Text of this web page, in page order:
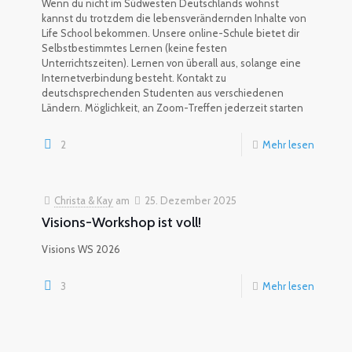
Wenn du nicht im Südwesten Deutschlands wohnst
kannst du trotzdem die lebensverändernden Inhalte von
Life School bekommen. Unsere online-Schule bietet dir
Selbstbestimmtes Lernen (keine festen
Unterrichtszeiten). Lernen von überall aus, solange eine
Internetverbindung besteht. Kontakt zu
deutschsprechenden Studenten aus verschiedenen
Ländern. Möglichkeit, an Zoom-Treffen jederzeit starten
2 Mehr lesen
Christa & Kay am 25. Dezember 2025
Visions-Workshop ist voll!
Visions WS 2026
3 Mehr lesen